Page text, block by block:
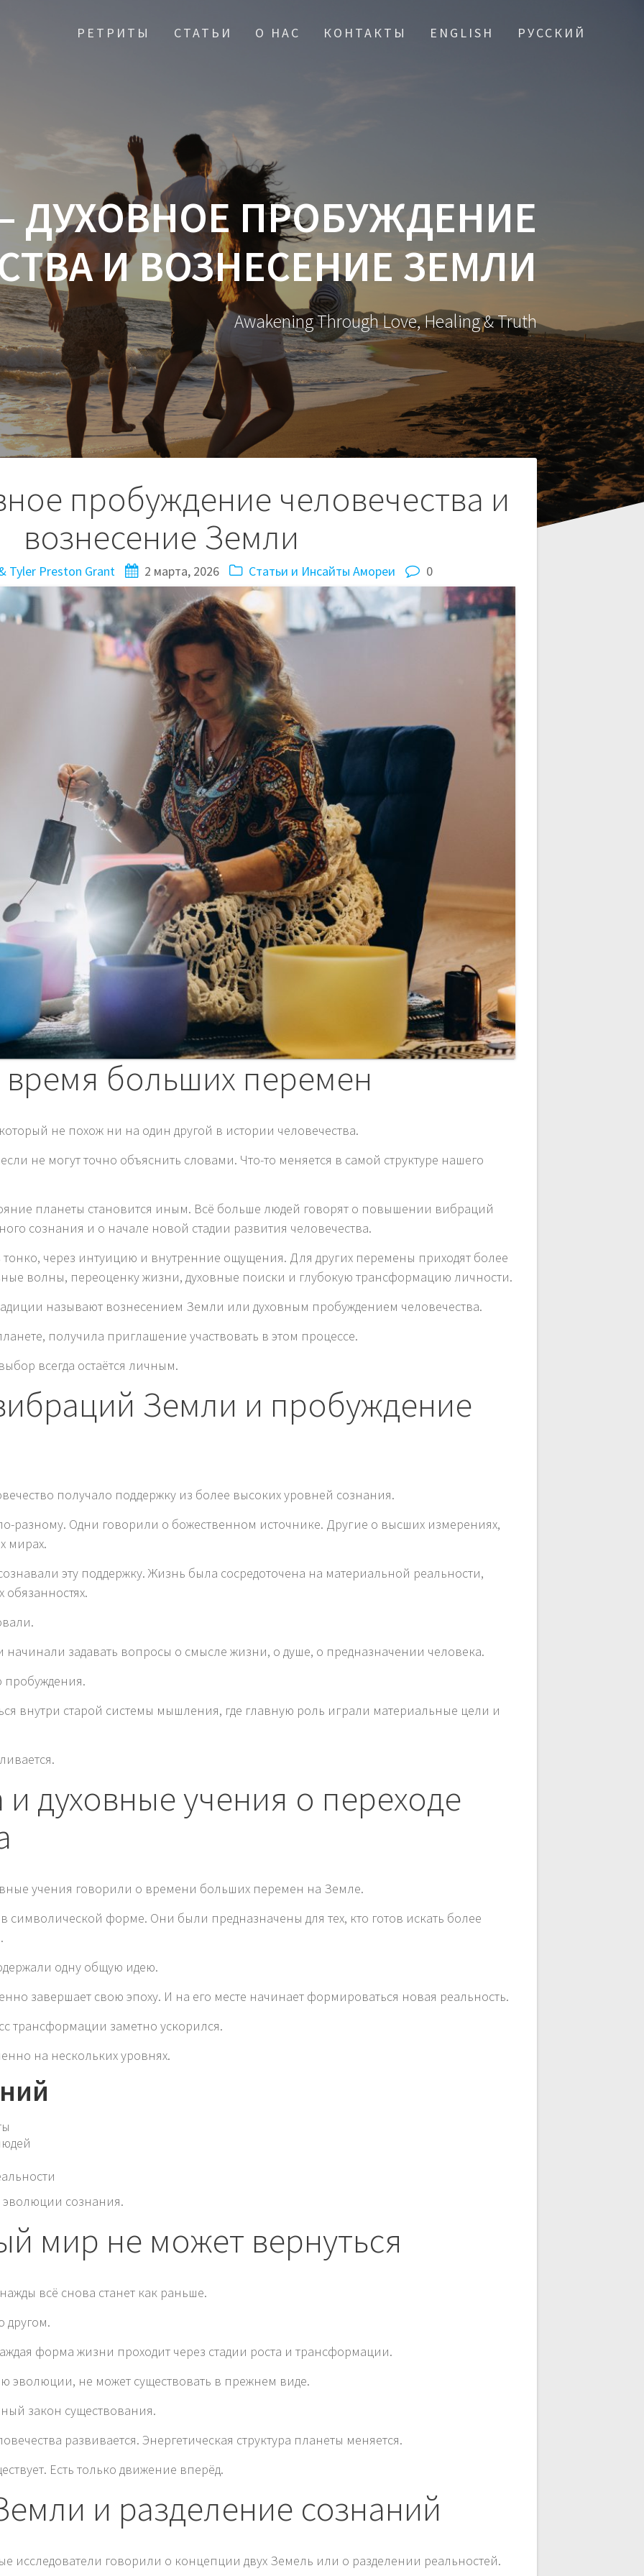
РЕТРИТЫ СТАТЬИ О НАС КОНТАКТЫ ENGLISH РУССКИЙ
ДУХОВНОЕ ПРОБУЖДЕНИЕ
И ВОЗНЕСЕНИЕ ЗЕМЛИ
Awakening Through Love, Healing & Truth
пробуждение человечества и
вознесение Земли
Tyler Preston Grant 2 марта, 2026 Статьи и Инсайты Амореи 0
больших перемен
не похож ни на один другой в истории человечества.
не могут точно объяснить словами. Что-то меняется в самой структуре нашего
планеты становится иным. Всё больше людей говорят о повышении вибраций
сознания и о начале новой стадии развития человечества.
тонко, через интуицию и внутренние ощущения. Для других перемены приходят более
волны, переоценку жизни, духовные поиски и глубокую трансформацию личности.
называют вознесением Земли или духовным пробуждением человечества.
получила приглашение участвовать в этом процессе.
всегда остаётся личным.
Земли и пробуждение
получало поддержку из более высоких уровней сознания.
разному. Одни говорили о божественном источнике. Другие о высших измерениях,
мирах.
эту поддержку. Жизнь была сосредоточена на материальной реальности,
задавать вопросы о смысле жизни, о душе, о предназначении человека.
пробуждения.
внутри старой системы мышления, где главную роль играли материальные цели и
духовные учения о переходе
учения говорили о времени больших перемен на Земле.
символической форме. Они были предназначены для тех, кто готов искать более
одну общую идею.
завершает свою эпоху. И на его месте начинает формироваться новая реальность.
трансформации заметно ускорился.
на нескольких уровнях.
сознания.
мир не может вернуться
всё снова станет как раньше.
другом.
форма жизни проходит через стадии роста и трансформации.
эволюции, не может существовать в прежнем виде.
закон существования.
развивается. Энергетическая структура планеты меняется.
Есть только движение вперёд.
и разделение сознаний
исследователи говорили о концепции двух Земель или о разделении реальностей.